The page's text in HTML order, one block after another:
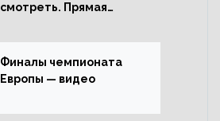
смотреть. Прямая
Финалы чемпионата
Европы — видео